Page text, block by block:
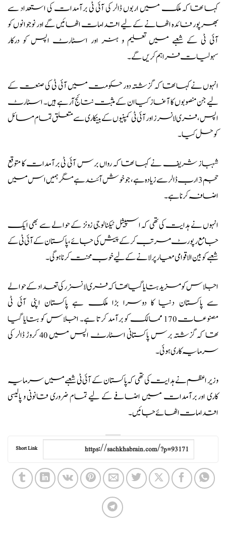
کہا تھا کہ ملک میں اربوں ڈالر کی آئی ٹی برآمدات کی استعداد سے
بھرپور فائدہ اٹھانے کے لیے اقدامات اٹھائیں گے اور نوجوانوں کو
آئی ٹی کے شعبے میں تعلیم و ہنر اور اسٹارٹ اپس کو درکار
سہولیات فراہم کریں گے۔
انہوں نے کہا تھا کہ گزشتہ دور حکومت میں آئی ٹی کی صنعت کے
لیے جن منصوبوں کا آغاز کیا ان کے مثبت نتائج آرہے ہیں۔ اسٹارٹ
اپس، فری لانسرز اور آئی ٹی کمپنیوں کے بینکاری سے متعلق تمام مسائل
کو حل کیا۔
شہباز شریف نے کہا تھا کہ رواں برس آئی ٹی برآمدات کا متوقع
حجم 3 ارب ڈالر سے زیادہ ہے، جو خوش آئند ہے مگر ہمیں اس میں
اضافہ کرنا ہے۔
انہوں نے ہدایت کی تھی کہ اسپیشل ٹیکنالوجی زونز کے حوالے سے بھی ایک
جامع رپورٹ مرتب کرکے پیش کی جائے، پاکستان کے آئی ٹی کے
شعبے کو بین الاقوامی معیار پر لانے کے لیے خوب محنت کرنا ہوگی۔
اجلاس کو مزید بتایا گیا تھا کہ فری لانسزر کی تعداد کے حوالے
سے پاکستان دنیا کا دوسرا بڑا ملک ہے پاکستان اپنی آئی ٹی
مصنوعات 170 ممالک کو برآمد کرتا ہے۔ اجلاس کو بتایا گیا
تھا کہ گزشتہ برس پاکستانی اسٹارٹ اپس میں 40 کروڑ ڈالر کی
سرمایہ کاری ہوئی۔
وزیر اعظم نے ہدایت کی تھی کہ پاکستان کے آئی ٹی شعبے میں سرمایہ
کاری اور برآمدات میں اضافے کے لیے تمام ضروری قانونی و پالیسی
اقدامات اٹھائے جائیں۔
Short Link